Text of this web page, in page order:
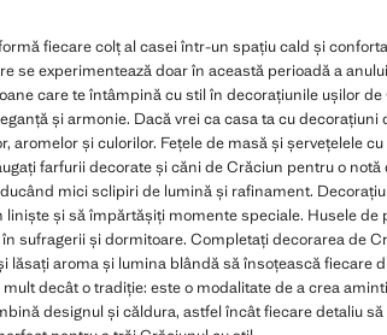
fiecare colț al casei într-un spațiu cald și
se experimentează doar în această perioadă a
care te întâmpină cu stil în decorațiunile ușilor
și armonie. Dacă vrei ca casa ta cu
aromelor și culorilor. Fețele de masă și șervețelele
farfurii decorate și căni de Crăciun pentru o
mici sclipiri de lumină și rafinament.
și să împărtășiți momente speciale. Husele
sufragerii și dormitoare. Completați decorarea de
lăsați aroma și lumina blândă să însoțească fiecare
decât o tradiție: este o modalitate de a crea
designul și căldura, astfel încât fiecare detaliu